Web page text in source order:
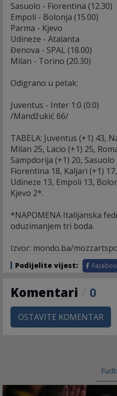
Sasuolo - Fiorentina (12.30)
Empoli - Bolonja (15.00)
Parma - Kjevo
Udineze - Atalanta
Đenova - SPAL (18.00)
Milan - Torino (20.30)
Odigrano u petak:
Juventus - Inter 1:0 (0:0)
/Mandžukić 66/
TABELA: Juventus (+1) 43,
Milan 25, Lacio (+1) 25,
Sampdorija (+1) 20,
Fiorentina 18, Kaljari (+1)
Udineze 13, Empoli 13,
Kjevo 2*.
*NAPOMENA Italijanska
oduzimanjem tri boda.
Izvor: mondo.ba/
Podijelite vijest:
Komentari 0
OSTAVITE KOMENTAR